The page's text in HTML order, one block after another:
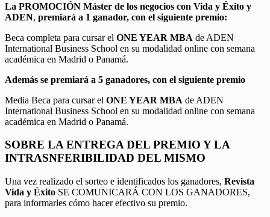
La PROMOCIÓN Máster de los negocios con Vida y Éxito y
ADEN, premiará a 1 ganador, con el siguiente premio:
Beca completa para cursar el ONE YEAR MBA de ADEN
International Business School en su modalidad online con semana
académica en Madrid o Panamá.
Además se premiará a 5 ganadores, con el siguiente premio
Media Beca para cursar el ONE YEAR MBA de ADEN
International Business School en su modalidad online con semana
académica en Madrid o Panamá.
SOBRE LA ENTREGA DEL PREMIO Y LA
INTRASNFERIBILIDAD DEL MISMO
Una vez realizado el sorteo e identificados los ganadores, Revista
Vida y Éxito SE COMUNICARÁ CON LOS GANADORES,
para informarles cómo hacer efectivo su premio.